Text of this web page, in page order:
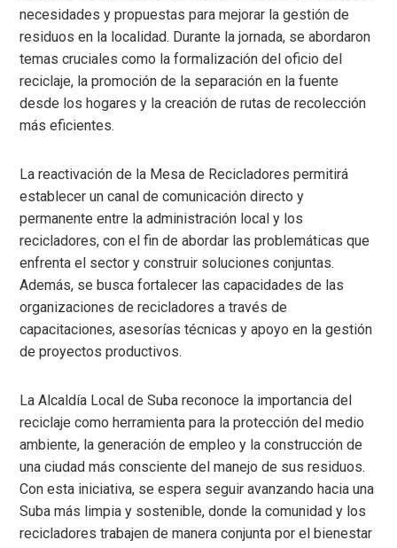
necesidades y propuestas para mejorar la gestión de
residuos en la localidad. Durante la jornada, se abordaron
temas cruciales como la formalización del oficio del
reciclaje, la promoción de la separación en la fuente
desde los hogares y la creación de rutas de recolección
más eficientes.
La reactivación de la Mesa de Recicladores permitirá
establecer un canal de comunicación directo y
permanente entre la administración local y los
recicladores, con el fin de abordar las problemáticas que
enfrenta el sector y construir soluciones conjuntas.
Además, se busca fortalecer las capacidades de las
organizaciones de recicladores a través de
capacitaciones, asesorías técnicas y apoyo en la gestión
de proyectos productivos.
La Alcaldía Local de Suba reconoce la importancia del
reciclaje como herramienta para la protección del medio
ambiente, la generación de empleo y la construcción de
una ciudad más consciente del manejo de sus residuos.
Con esta iniciativa, se espera seguir avanzando hacia una
Suba más limpia y sostenible, donde la comunidad y los
recicladores trabajen de manera conjunta por el bienestar